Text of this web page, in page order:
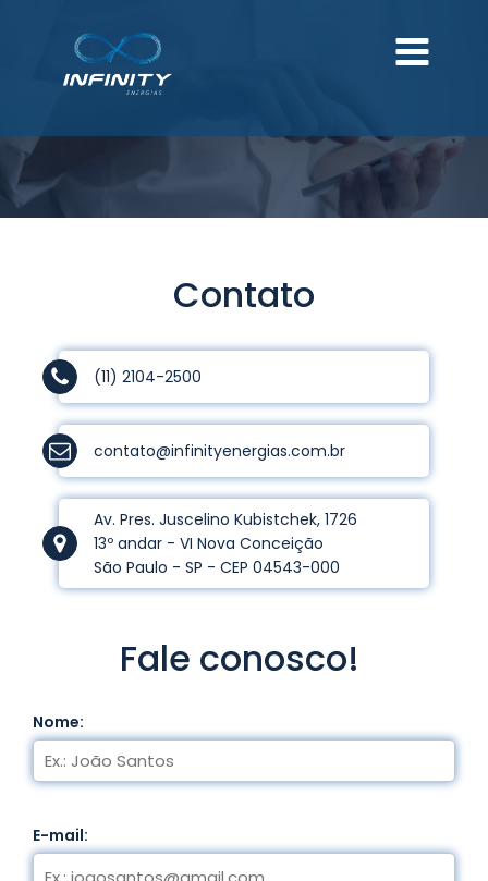
Contato
(11) 2104-2500
contato@infinityenergias.com.br
Av. Pres. Juscelino Kubistchek, 1726
13º andar - VI Nova Conceição
São Paulo - SP - CEP 04543-000
Fale conosco!
Nome:
E-mail: